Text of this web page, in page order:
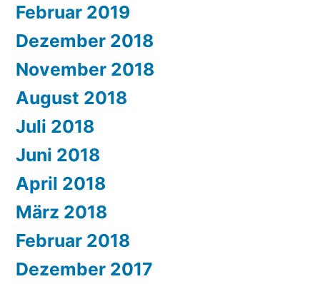
Februar 2019
Dezember 2018
November 2018
August 2018
Juli 2018
Juni 2018
April 2018
März 2018
Februar 2018
Dezember 2017